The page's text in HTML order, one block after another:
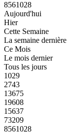
8561028
Aujourd'hui
Hier
Cette Semaine
La semaine dernière
Ce Mois
Le mois dernier
Tous les jours
1029
2743
13675
19608
15637
73209
8561028